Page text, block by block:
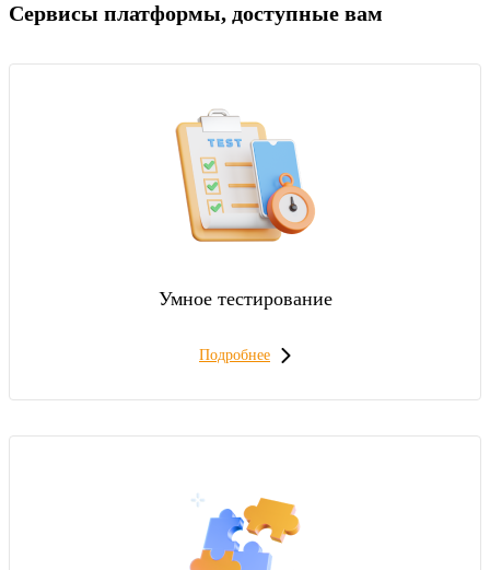
Сервисы платформы, доступные вам
Умное тестирование
Подробнее